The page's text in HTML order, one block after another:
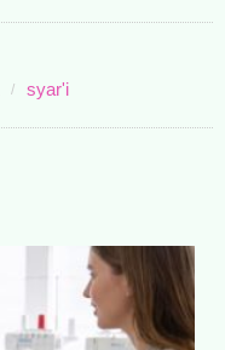
syar'i